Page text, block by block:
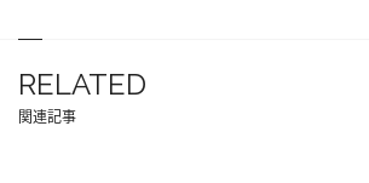
RELATED
関連記事